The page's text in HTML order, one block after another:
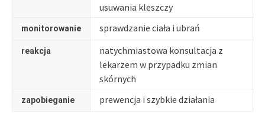
usuwania kleszczy
monitorowanie sprawdzanie ciała i ubrań
reakcja
natychmiastowa konsultacja z
lekarzem w przypadku zmian
skórnych
zapobieganie prewencja i szybkie działania